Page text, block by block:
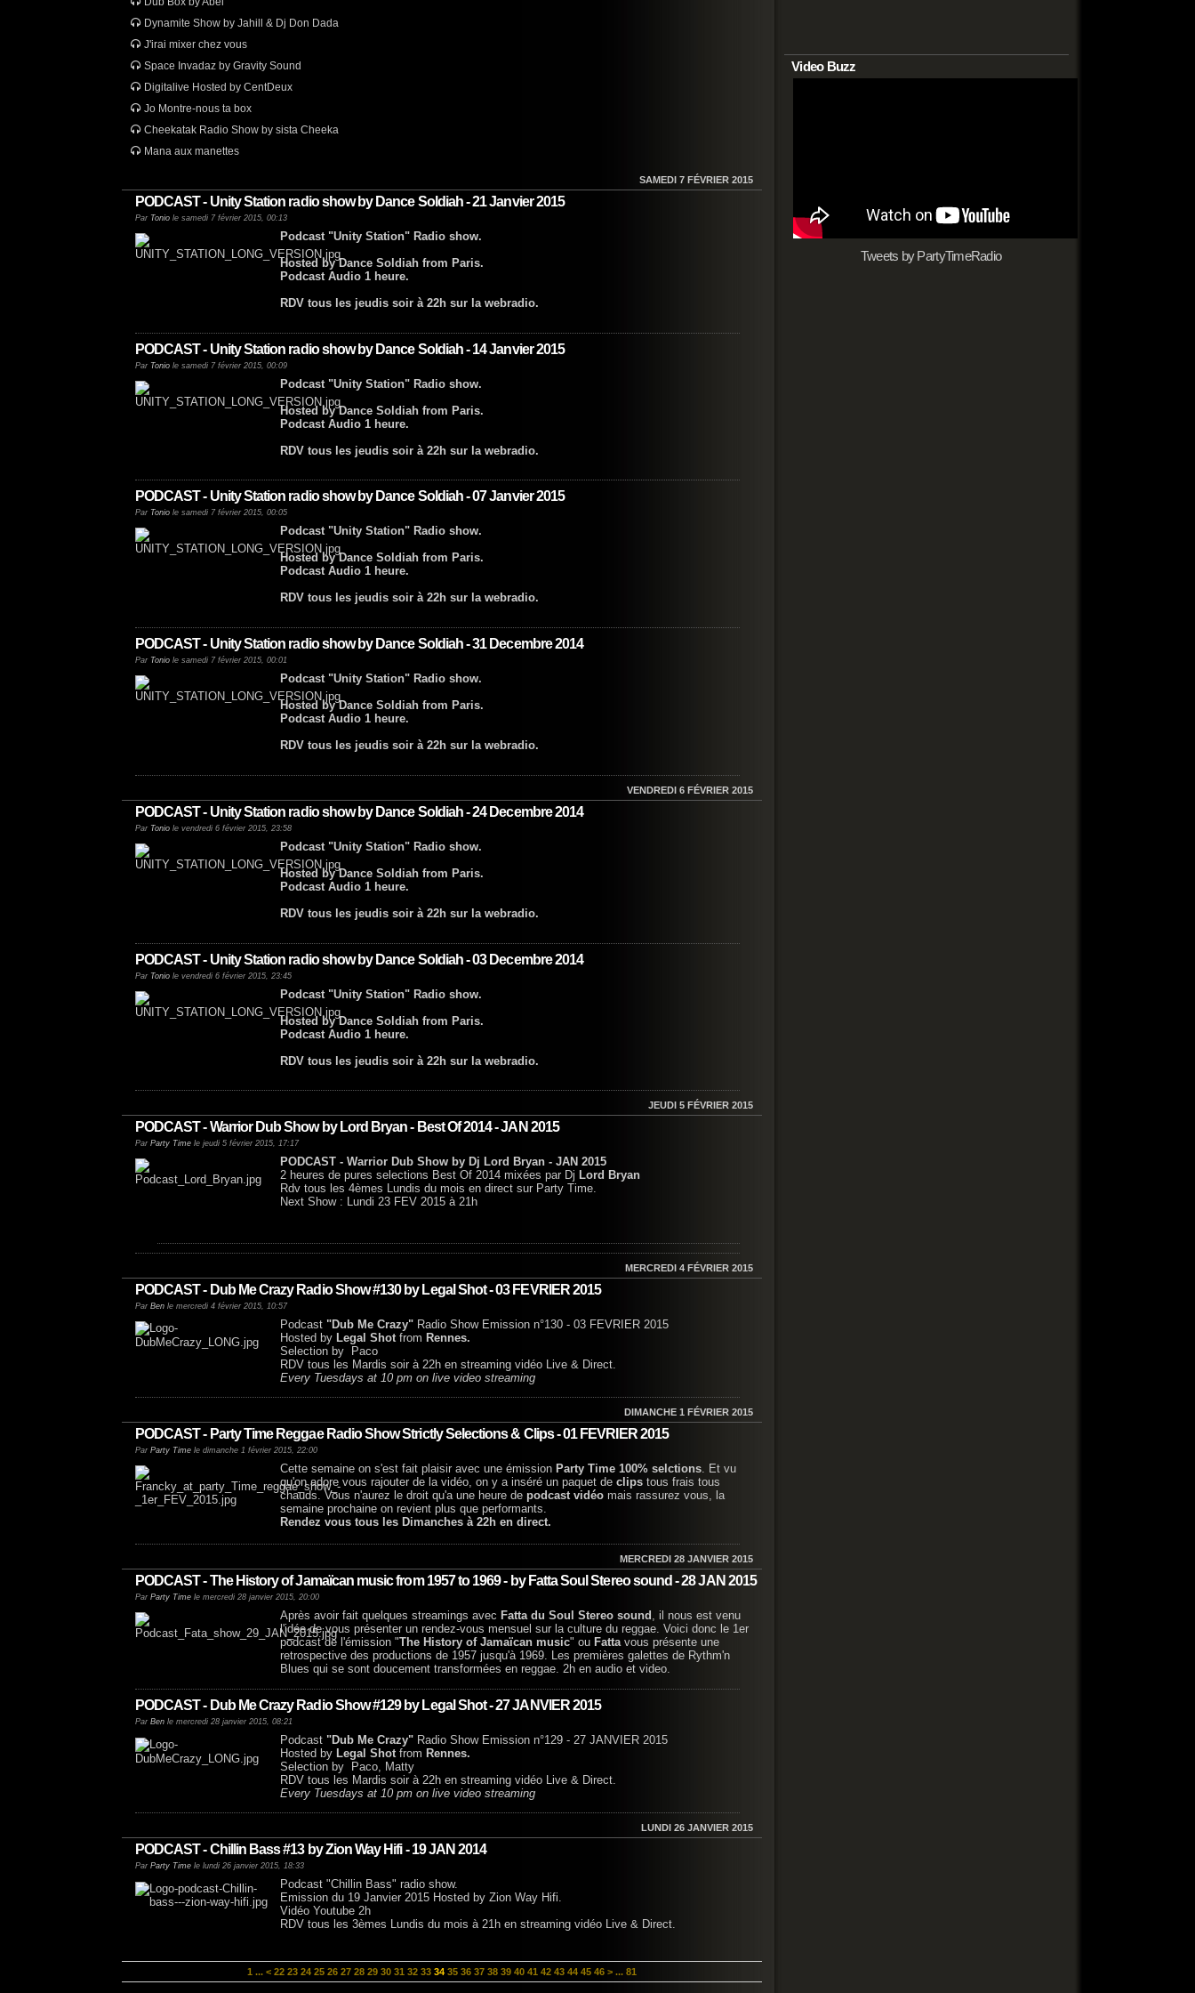
Dynamite Show by Jahill & Dj Don Dada
J'irai mixer chez vous
Space Invadaz by Gravity Sound
Digitalive Hosted by CentDeux
Jo Montre-nous ta box
Cheekatak Radio Show by sista Cheeka
Mana aux manettes
SAMEDI 7 FÉVRIER 2015
PODCAST - Unity Station radio show by Dance Soldiah - 21 Janvier 2015
Par Tonio le samedi 7 février 2015, 00:13
Podcast "Unity Station" Radio show.
Hosted by Dance Soldiah from Paris.
Podcast Audio 1 heure.
RDV tous les jeudis soir à 22h sur la webradio.
PODCAST - Unity Station radio show by Dance Soldiah - 14 Janvier 2015
Par Tonio le samedi 7 février 2015, 00:09
Podcast "Unity Station" Radio show.
Hosted by Dance Soldiah from Paris.
Podcast Audio 1 heure.
RDV tous les jeudis soir à 22h sur la webradio.
PODCAST - Unity Station radio show by Dance Soldiah - 07 Janvier 2015
Par Tonio le samedi 7 février 2015, 00:05
Podcast "Unity Station" Radio show.
Hosted by Dance Soldiah from Paris.
Podcast Audio 1 heure.
RDV tous les jeudis soir à 22h sur la webradio.
PODCAST - Unity Station radio show by Dance Soldiah - 31 Decembre 2014
Par Tonio le samedi 7 février 2015, 00:01
Podcast "Unity Station" Radio show.
Hosted by Dance Soldiah from Paris.
Podcast Audio 1 heure.
RDV tous les jeudis soir à 22h sur la webradio.
VENDREDI 6 FÉVRIER 2015
PODCAST - Unity Station radio show by Dance Soldiah - 24 Decembre 2014
Par Tonio le vendredi 6 février 2015, 23:58
Podcast "Unity Station" Radio show.
Hosted by Dance Soldiah from Paris.
Podcast Audio 1 heure.
RDV tous les jeudis soir à 22h sur la webradio.
PODCAST - Unity Station radio show by Dance Soldiah - 03 Decembre 2014
Par Tonio le vendredi 6 février 2015, 23:45
Podcast "Unity Station" Radio show.
Hosted by Dance Soldiah from Paris.
Podcast Audio 1 heure.
RDV tous les jeudis soir à 22h sur la webradio.
JEUDI 5 FÉVRIER 2015
PODCAST - Warrior Dub Show by Lord Bryan - Best Of 2014 - JAN 2015
Par Party Time le jeudi 5 février 2015, 17:17
PODCAST - Warrior Dub Show by Dj Lord Bryan - JAN 2015
2 heures de pures selections Best Of 2014 mixées par Dj Lord Bryan
Rdv tous les 4èmes Lundis du mois en direct sur Party Time.
Next Show : Lundi 23 FEV 2015 à 21h
MERCREDI 4 FÉVRIER 2015
PODCAST - Dub Me Crazy Radio Show #130 by Legal Shot - 03 FEVRIER 2015
Par Ben le mercredi 4 février 2015, 10:57
Podcast "Dub Me Crazy" Radio Show Emission n°130 - 03 FEVRIER 2015
Hosted by Legal Shotfrom Rennes.
Selection by Paco
RDV tous les Mardis soir à 22h en streaming vidéo Live & Direct.
Every Tuesdays at 10 pm on live video streaming
DIMANCHE 1 FÉVRIER 2015
PODCAST - Party Time Reggae Radio Show Strictly Selections & Clips - 01 FEVRIER 2015
Par Party Time le dimanche 1 février 2015, 22:00
Cette semaine on s'est fait plaisir avec une émission Party Time 100% selctions. Et vu
qu'on adore vous rajouter de la vidéo, on y a inséré un paquet declips tous frais tous
chauds. Vous n'aurez le droit qu'a une heure de podcast vidéo mais rassurez vous, la
semaine prochaine on revient plus que performants.
Rendez vous tous les Dimanches à 22h en direct.
MERCREDI 28 JANVIER 2015
PODCAST - The History of Jamaïcan music from 1957 to 1969 - by Fatta Soul Stereo sound - 28 JAN 2015
Par Party Time le mercredi 28 janvier 2015, 20:00
Après avoir fait quelques streamings avec Fatta du Soul Stereo sound
, il nous est venu
l'idée de vous présenter un rendez-vous mensuel sur la culture du reggae. Voici donc le 1er
podcast de l'émission "The History of Jamaïcan music" ou Fatta vous présente une
retrospective des productions de 1957 jusqu'à 1969. Les premières galettes de Rythm'n
Blues qui se sont doucement transformées en reggae. 2h en audio et video.
PODCAST - Dub Me Crazy Radio Show #129 by Legal Shot - 27 JANVIER 2015
Par Ben le mercredi 28 janvier 2015, 08:21
Podcast "Dub Me Crazy" Radio Show Emission n°129 - 27 JANVIER 2015
Hosted by Legal Shotfrom Rennes.
Selection by Paco, Matty
RDV tous les Mardis soir à 22h en streaming vidéo Live & Direct.
Every Tuesdays at 10 pm on live video streaming
LUNDI 26 JANVIER 2015
PODCAST - Chillin Bass #13 by Zion Way Hifi - 19 JAN 2014
Par Party Time le lundi 26 janvier 2015, 18:33
Podcast "Chillin Bass" radio show.
Emission du 19 Janvier 2015 Hosted by Zion Way Hifi.
Vidéo Youtube 2h
RDV tous les 3èmes Lundis du mois à 21h en streaming vidéo Live & Direct.
1 ... < 22 23 24 25 26 27 28 29 30 31 32 33 34 35 36 37 38 39 40 41 42 43 44 45 46 > ... 81
Video Buzz
Tweets by PartyTimeRadio